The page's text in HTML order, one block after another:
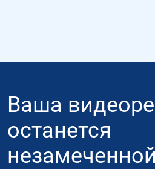
Ваша
останется